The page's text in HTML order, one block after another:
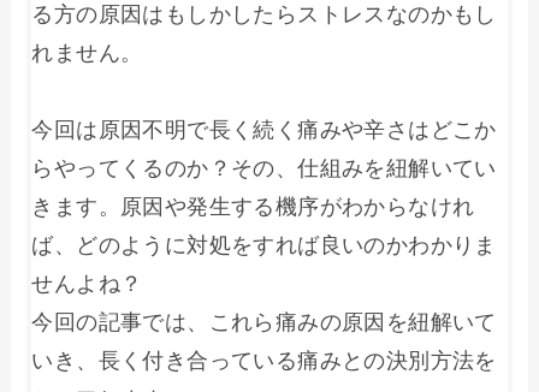
る方の原因はもしかしたらストレスなのかもし
れません。
今回は原因不明で長く続く痛みや辛さはどこか
らやってくるのか？その、仕組みを紐解いてい
きます。原因や発生する機序がわからなけれ
ば、どのように対処をすれば良いのかわかりま
せんよね？
今回の記事では、これら痛みの原因を紐解いて
いき、長く付き合っている痛みとの決別方法を